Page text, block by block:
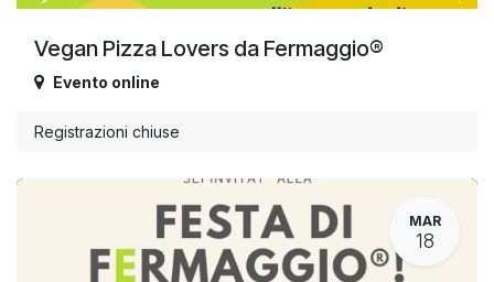
Vegan Pizza Lovers da Fermaggio®
Evento online
Registrazioni chiuse
MAR
18